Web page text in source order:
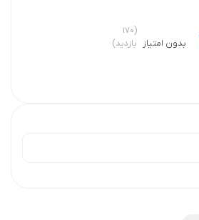
بدون امتیاز
(۱۷۰
بازدید)